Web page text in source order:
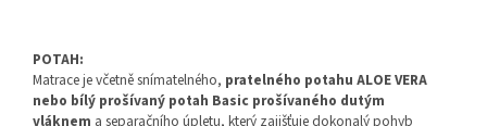
POTAH:
Matrace je včetně snímatelného, pratelného potahu ALOE VERA
nebo bílý prošívaný potah Basic prošívaného dutým
vláknem a separačního úpletu, který zajišťuje dokonalý pohyb